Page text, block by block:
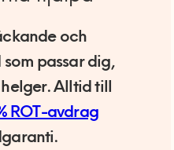
och
passar dig,
Alltid till
ROT-avdrag